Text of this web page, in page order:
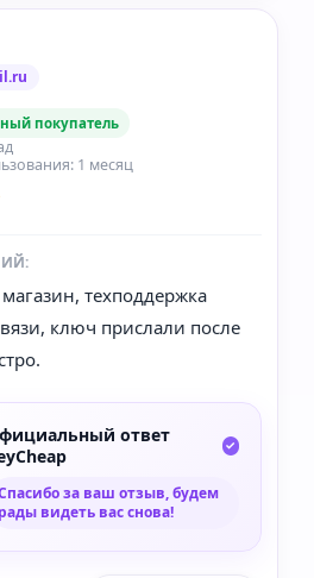
покупатель
1 месяц
техподдержка
ключ прислали после
ответ
за ваш отзыв, будем
рады видеть вас снова!